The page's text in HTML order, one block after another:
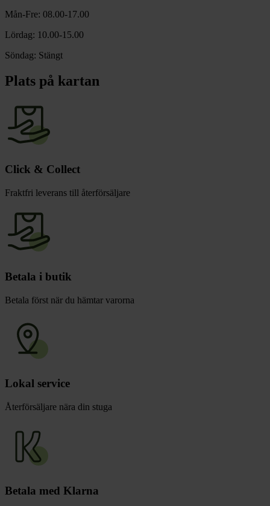
chevron_right
Lacanche
Reservdelar
Mån-Fre: 08.00-17.00
Lördag: 10.00-15.00
Söndag: Stängt
Plats på kartan
Click & Collect
Fraktfri leverans till återförsäljare
Betala i butik
Betala först när du hämtar varorna
Lokal service
Återförsäljare nära din stuga
Betala med Klarna